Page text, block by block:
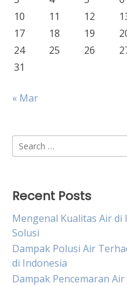
10
11 12
17
18 19
24
25 26
31
« Mar
Search
for:
Recent Posts
Mengenal Kualitas Air di
Solusi
Dampak Polusi Air
di Indonesia
Dampak Pencemaran